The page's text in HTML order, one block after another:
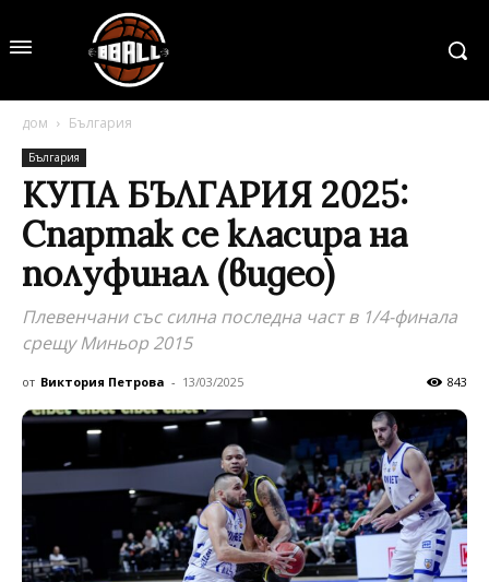
дом България
България
КУПА БЪЛГАРИЯ 2025:
Спартак се класира на
полуфинал (видео)
Плевенчани със силна последна част в 1/4-финала
срещу Миньор 2015
от Виктория Петрова - 13/03/2025 843